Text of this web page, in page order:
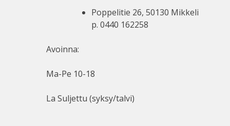
Poppelitie 26, 50130 Mikkeli
p. 0440 162258
Avoinna:
Ma-Pe 10-18
La Suljettu (syksy/talvi)